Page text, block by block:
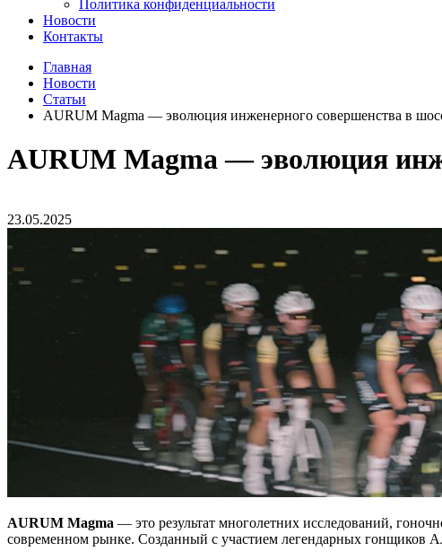
Политика конфиденциальности
Новости
Контакты
Главная
Новости
Статьи
AURUM Magma — эволюция инженерного совершенства в
AURUM Magma — эволюция
23.05.2025
AURUM Magma — это результат многолетних исследований,
современном рынке. Созданный с участием легендарных гонщиков